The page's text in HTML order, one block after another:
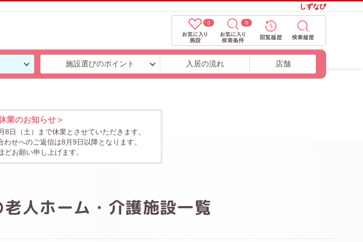
しずなび
0 0
施設選びのポイント 入居の流れ 店舗
業のお知らせ＞
日（土）まで休業とさせていただきます。
せへのご返信は8月9日以降となります。
どお願い申し上げます。
老人ホーム・介護施設一覧